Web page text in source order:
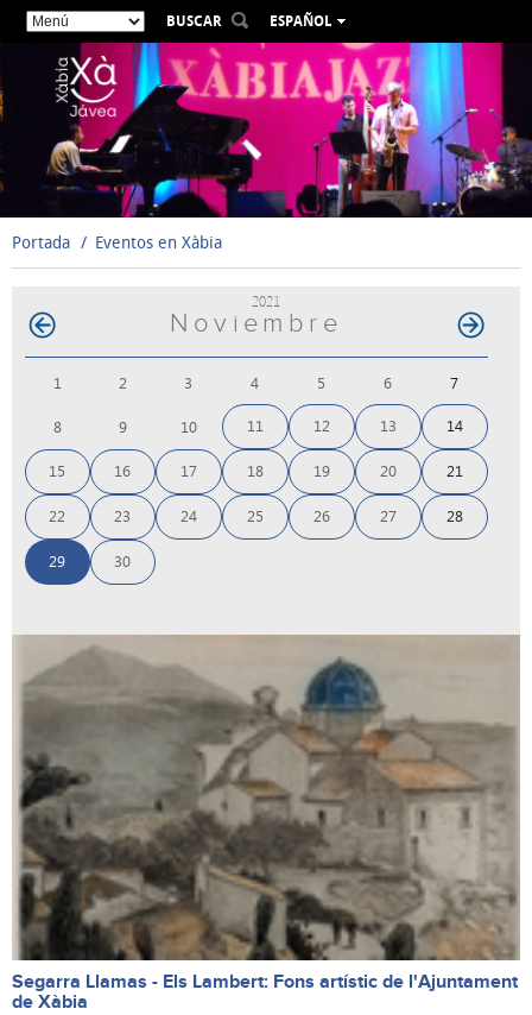
BUSCAR
ESPAÑOL
VALENCIÀ
ENGLISH
DEUTSCH
РУССКИЙ
Portada Eventos en Xàbia
2021
Noviembre
1 2 3 4 5 6 7
8 9 10 11 12 13 14
15 16 17 18 19 20 21
22 23 24 25 26 27 28
29 30
Segarra Llamas - Els Lambert: Fons artístic de l'Ajuntament
de Xàbia